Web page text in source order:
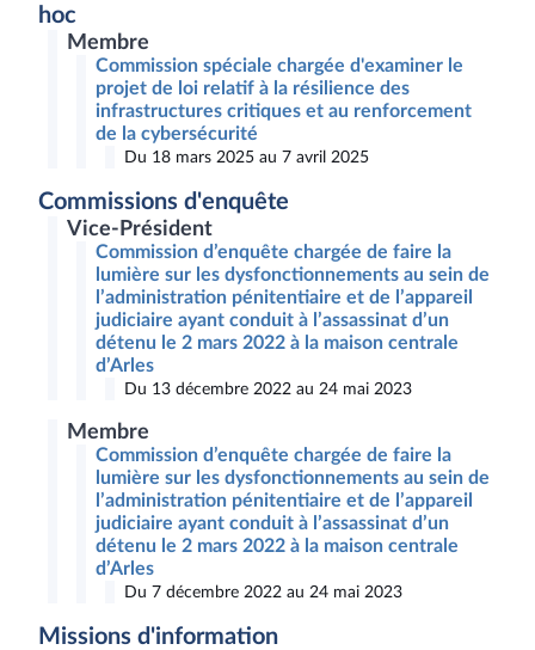
hoc
Membre
Commission spéciale chargée d'examiner le
projet de loi relatif à la résilience des
infrastructures critiques et au renforcement
de la cybersécurité
Du 18 mars 2025 au 7 avril 2025
Commissions d'enquête
Vice-Président
Commission d’enquête chargée de faire la
lumière sur les dysfonctionnements au sein de
l’administration pénitentiaire et de l’appareil
judiciaire ayant conduit à l’assassinat d’un
détenu le 2 mars 2022 à la maison centrale
d’Arles
Du 13 décembre 2022 au 24 mai 2023
Membre
Commission d’enquête chargée de faire la
lumière sur les dysfonctionnements au sein de
l’administration pénitentiaire et de l’appareil
judiciaire ayant conduit à l’assassinat d’un
détenu le 2 mars 2022 à la maison centrale
d’Arles
Du 7 décembre 2022 au 24 mai 2023
Missions d'information